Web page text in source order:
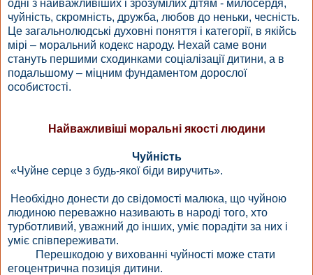
одні з найважливіших і зрозумілих дітям - милосердя,
чуйність, скромність, дружба, любов до неньки, чесність.
Це загальнолюдські духовні поняття і категорії, в якійсь
мірі – моральний кодекс народу. Нехай саме вони
стануть першими сходинками соціалізації дитини, а в
подальшому – міцним фундаментом дорослої
особистості.
Найважливіші моральні якості людини
Чуйність
«Чуйне серце з будь-якої біди виручить».
Необхідно донести до свідомості малюка, що чуйною
людиною переважно називають в народі того, хто
турботливий, уважний до інших, уміє порадіти за них і
уміє співпереживати.
Перешкодою у вихованні чуйності може стати
егоцентрична позиція дитини.